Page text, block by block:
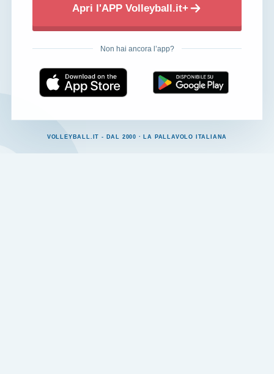
Apri l'APP Volleyball.it+
Non hai ancora l’app?
VOLLEYBALL.IT - DAL 2000 · LA PALLAVOLO ITALIANA